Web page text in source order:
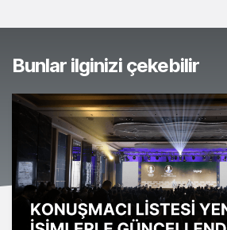
Bunlar ilginizi çekebilir